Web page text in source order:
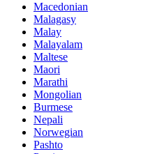
Macedonian
Malagasy
Malay
Malayalam
Maltese
Maori
Marathi
Mongolian
Burmese
Nepali
Norwegian
Pashto